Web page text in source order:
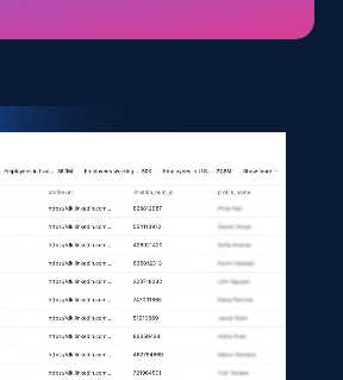
Initial price, Final
stock, Color, Size, and more.